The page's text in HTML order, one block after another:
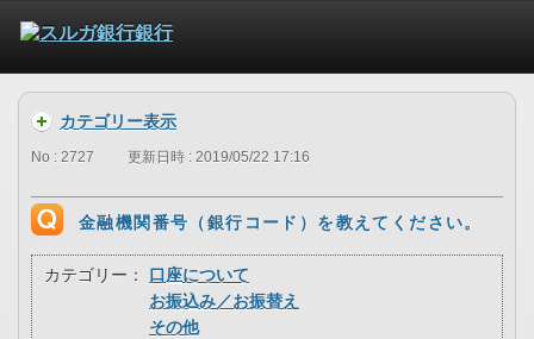
カテゴリー表示
No : 2727 更新日時 : 2019/05/22 17:16
金融機関番号（銀行コード）を教えてください。
カテゴリー：
口座について
お振込み／お振替え
その他